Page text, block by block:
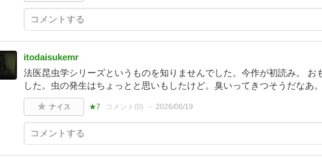
itodaisukemr
法医昆虫学シリーズというものを知りませんでした。今作が初読み。 お
した。虫の発生はちょっとと思いもしたけど。臭いってきつそうだなあ。
ナイス ★7 コメント(0) 2026/06/19